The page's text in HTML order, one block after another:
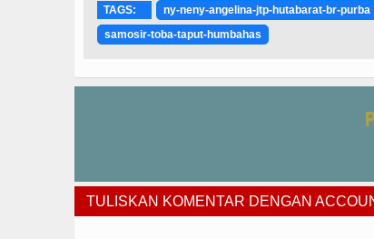
TAGS: ny-neny-angelina-jtp-hutabarat-br-purba
samosir-toba-taput-humbahas
TULISKAN KOMENTAR DENGAN